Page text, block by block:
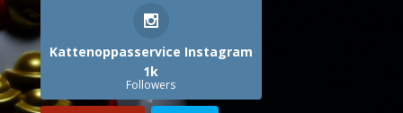
Kattenoppasservice Instagram
1k
Followers